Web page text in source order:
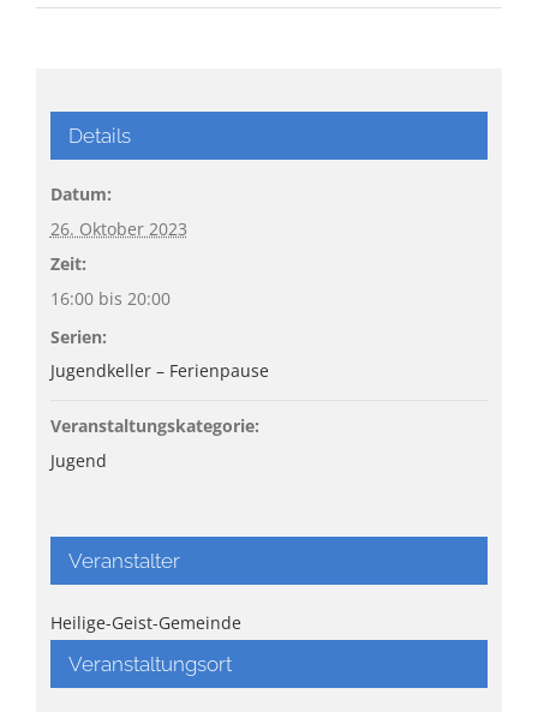
Details
Datum:
26. Oktober 2023
Zeit:
16:00 bis 20:00
Serien:
Jugendkeller – Ferienpause
Veranstaltungskategorie:
Jugend
Veranstaltungsort
Veranstalter
Heilige-Geist-Gemeinde